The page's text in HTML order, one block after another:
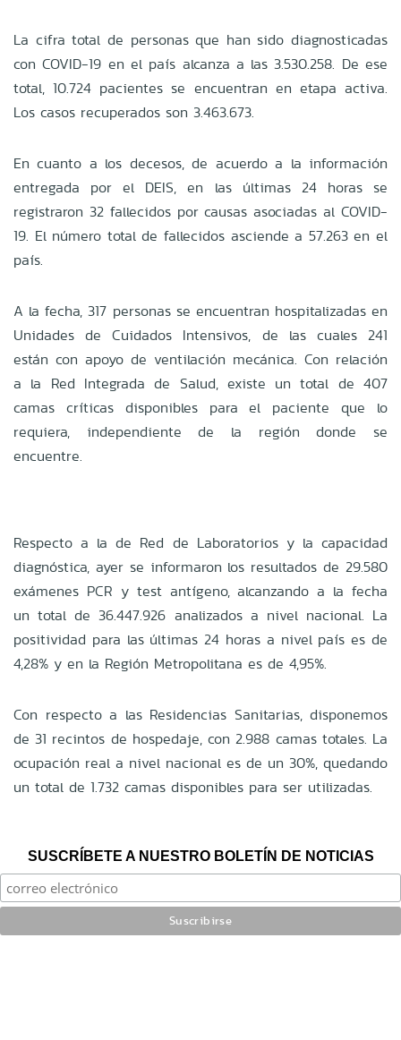
La cifra total de personas que han sido diagnosticadas
con COVID-19 en el país alcanza a las 3.530.258. De ese
total, 10.724 pacientes se encuentran en etapa activa.
Los casos recuperados son 3.463.673.
En cuanto a los decesos, de acuerdo a la información
entregada por el DEIS, en las últimas 24 horas se
registraron 32 fallecidos por causas asociadas al COVID-
19. El número total de fallecidos asciende a 57.263 en el
país.
A la fecha, 317 personas se encuentran hospitalizadas en
Unidades de Cuidados Intensivos, de las cuales 241
están con apoyo de ventilación mecánica. Con relación
a la Red Integrada de Salud, existe un total de 407
camas críticas disponibles para el paciente que lo
requiera, independiente de la región donde se
encuentre.
Respecto a la de Red de Laboratorios y la capacidad
diagnóstica, ayer se informaron los resultados de 29.580
exámenes PCR y test antígeno, alcanzando a la fecha
un total de 36.447.926 analizados a nivel nacional. La
positividad para las últimas 24 horas a nivel país es de
4,28% y en la Región Metropolitana es de 4,95%.
Con respecto a las Residencias Sanitarias, disponemos
de 31 recintos de hospedaje, con 2.988 camas totales. La
ocupación real a nivel nacional es de un 30%, quedando
un total de 1.732 camas disponibles para ser utilizadas.
SUSCRÍBETE A NUESTRO BOLETÍN DE NOTICIAS